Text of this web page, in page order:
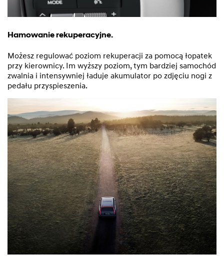
Hamowanie rekuperacyjne.
Możesz regulować poziom rekuperacji za pomocą łopatek
przy kierownicy. Im wyższy poziom, tym bardziej samochód
zwalnia i intensywniej ładuje akumulator po zdjęciu nogi z
pedału przyspieszenia.